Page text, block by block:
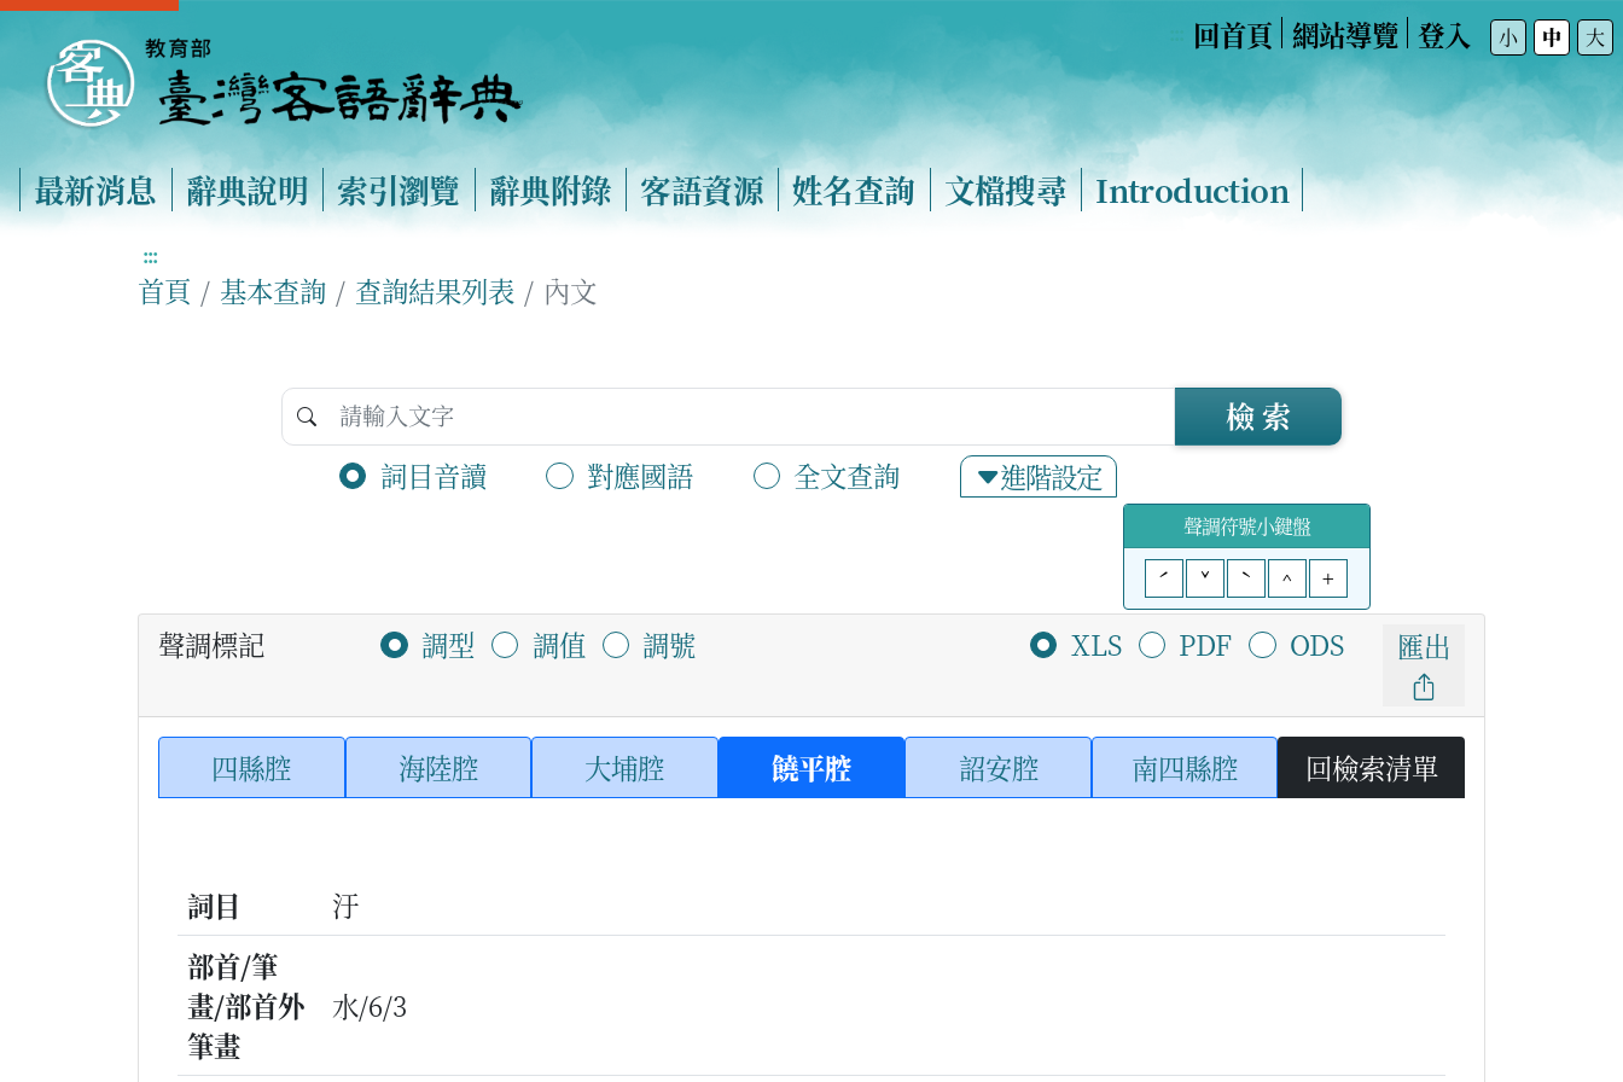
回首頁 網站導覽 登入 小 中 大
最新消息 辭典說明 索引瀏覽 辭典附錄 客語資源 姓名查詢 文檔搜尋 Introduction
:::
首頁 基本查詢 查詢結果列表 內文
詞目音讀 對應國語 全文查詢 進階設定
檢 索
聲調符號小鍵盤
ˊ
ˇ ˋ ^ +
聲調標記 調型 調值 調號 XLS PDF ODS 匯出
四縣腔 海陸腔 大埔腔 饒平腔 詔安腔 南四縣腔 回檢索清單
詞目
汙
部首/筆
畫/部首外
筆畫
水/6/3